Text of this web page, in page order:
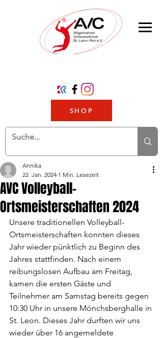
SHOP
AVC Volleyball-
Ortsmeisterschaften 2024
Annika
22. Jan. 2024 1 Min. Lesezeit
Unsere traditionellen Volleyball-
Ortsmeisterschaften konnten dieses
Jahr wieder pünktlich zu Beginn des
Jahres stattfinden. Nach einem
reibungslosen Aufbau am Freitag,
kamen die ersten Gäste und
Teilnehmer am Samstag bereits gegen
10:30 Uhr in unsere Mönchsberghalle in
St. Leon. Dieses Jahr durften wir uns
wieder über 16 angemeldete